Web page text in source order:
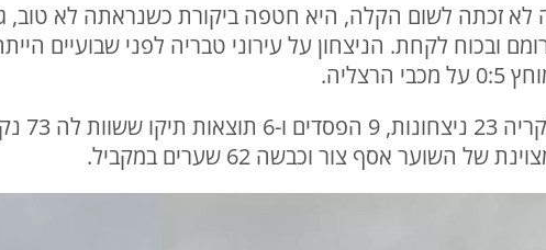
לא זכתה לשום הקלה, היא חטפה ביקורת כשנראתה לא טוב,
ובכוח לקחת. הניצחון על עירוני טבריה לפני שבועיים
של השוער אסף צור וכבשה 62 שערים במקביל.